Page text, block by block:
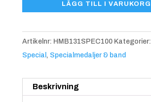
medaljbandLÄGG TILL I VARUKORG
Artikelnr: HMB131SPEC100 Kategorier:
Special , Specialmedaljer & band
Beskrivning